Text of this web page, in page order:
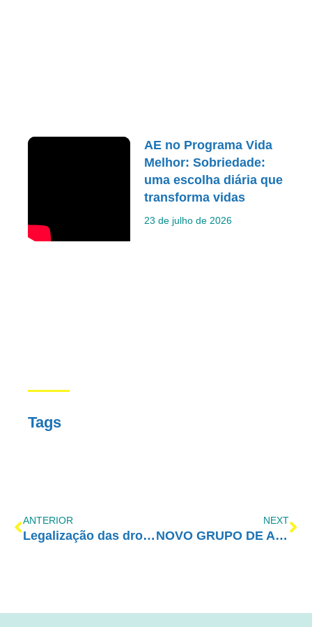
AE no Programa Vida
Melhor: Sobriedade:
uma escolha diária que
transforma vidas
23 de julho de 2026
Tags
ANTERIOR
Legalização das drogas é rejeitada pela maioria da população brasileira
NEXT
NOVO GRUPO DE AMOR-EXIGENTE!